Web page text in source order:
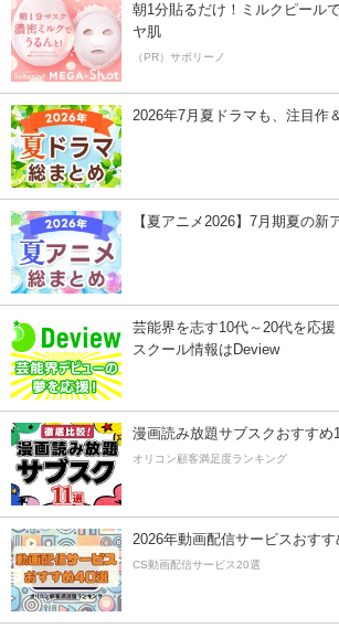
朝1分貼るだけ！ミルクピール
ヤ肌
（PR）サボリーノ
2026年7月夏ドラマも、注目作
【夏アニメ2026】7月期夏の新
芸能界を志す10代～20代を応援
スクール情報はDeview
漫画読み放題サブスクおすすめ
オリコン顧客満足度ランキング
2026年動画配信サービスおすす
CS動画配信サービス20選